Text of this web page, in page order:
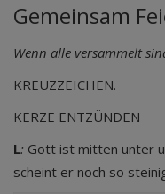
Gemeinsam
Wenn alle versammelt
KREUZZEICHEN.
KERZE ENTZÜNDEN
L: Gott ist mitten unter
scheint er noch so